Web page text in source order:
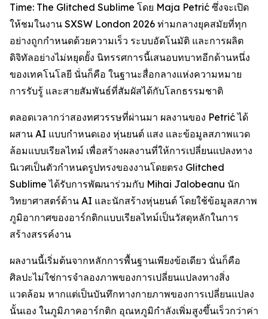
Time: The Glitched Sublime โดย Maja Petrić ซึ่งจะเปิด
ให้ชมในงาน SXSW London 2026 ท่ามกลางยุคสมัยที่ทุก
อย่างถูกกำหนดด้วยความเร็ว ระบบอัตโนมัติ และการผลิต
ดิจิทัลอย่างไม่หยุดยั้ง นิทรรศการนี้เสนอบทบาทอีกด้านหนึ่ง
ของเทคโนโลยี นั่นก็คือ ในฐานะสื่อกลางแห่งความหมาย
การรับรู้ และสายสัมพันธ์ที่สัมผัสได้กับโลกธรรมชาติ
ตลอดเวลากว่าสองทศวรรษที่ผ่านมา ผลงานของ Petrić ได้
ผสาน AI แบบกำหนดเอง หุ่นยนต์ แสง และข้อมูลสภาพแวด
ล้อมแบบเรียลไทม์ เพื่อสร้างผลงานที่ให้การเปลี่ยนแปลงทาง
นิเวศเป็นตัวกำหนดรูปทรงของงานโดยตรง Glitched
Sublime ได้รับการพัฒนาร่วมกับ Mihai Jalobeanu นัก
วิทยาศาสตร์ด้าน AI และนักสร้างหุ่นยนต์ โดยใช้ข้อมูลสภาพ
ภูมิอากาศของอาร์กติกแบบเรียลไทม์เป็นวัสดุหลักในการ
สร้างสรรค์งาน
ผลงานนี้เริ่มต้นจากหลักการพื้นฐานเพียงข้อเดียว นั่นก็คือ
ศิลปะไม่ใช่การจำลองภาพของการเปลี่ยนแปลงทางสิ่ง
แวดล้อม หากแต่เป็นบันทึกทางกายภาพของการเปลี่ยนแปลง
นั้นเอง ในภูมิภาคอาร์กติก อุณหภูมิกำลังเพิ่มสูงขึ้นเร็วกว่าค่า